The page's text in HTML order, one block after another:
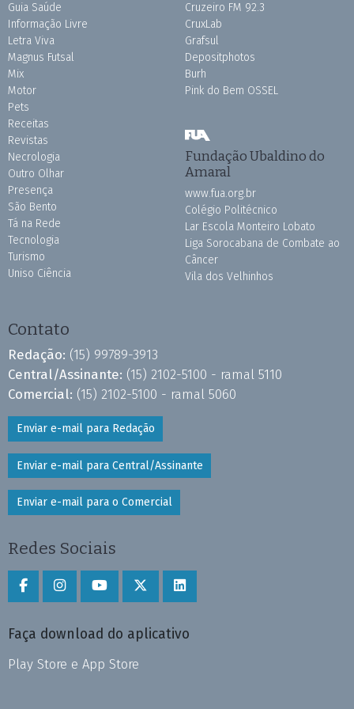
Guia Saúde
Informação Livre
Letra Viva
Magnus Futsal
Mix
Motor
Pets
Receitas
Revistas
Necrologia
Outro Olhar
Presença
São Bento
Tá na Rede
Tecnologia
Turismo
Uniso Ciência
Cruzeiro FM 92.3
CruxLab
Grafsul
Depositphotos
Burh
Pink do Bem OSSEL
Fundação Ubaldino do
Amaral
www.fua.org.br
Colégio Politécnico
Lar Escola Monteiro Lobato
Liga Sorocabana de Combate ao
Câncer
Vila dos Velhinhos
Contato
Redação: (15) 99789-3913
Central/Assinante: (15) 2102-5100 - ramal 5110
Comercial: (15) 2102-5100 - ramal 5060
Enviar e-mail para Redação
Enviar e-mail para Central/Assinante
Enviar e-mail para o Comercial
Redes Sociais
Faça download do aplicativo
Play Store e App Store